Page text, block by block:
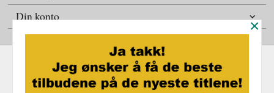
Din konto
×